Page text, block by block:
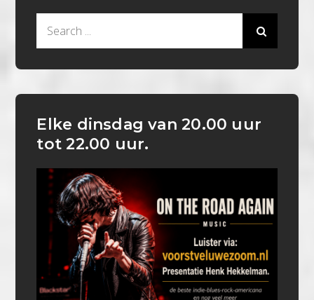
Elke dinsdag van 20.00 uur
tot 22.00 uur.